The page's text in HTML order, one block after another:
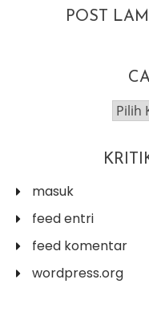
POST
masuk
feed entri
feed komentar
wordpress.org